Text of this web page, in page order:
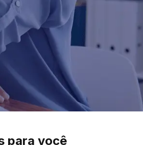
para você